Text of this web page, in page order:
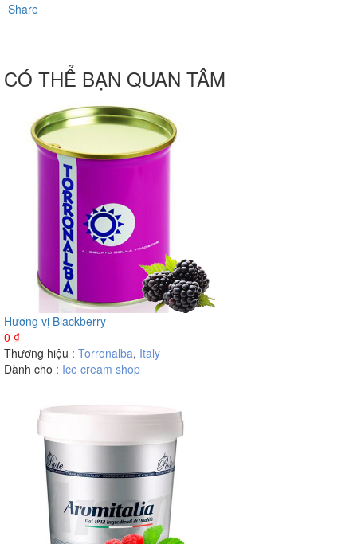
Share
CÓ THỂ BẠN QUAN TÂM
Hương vị Blackberry
0 ₫
Thương hiệu : Torronalba, Italy
Dành cho : Ice cream shop